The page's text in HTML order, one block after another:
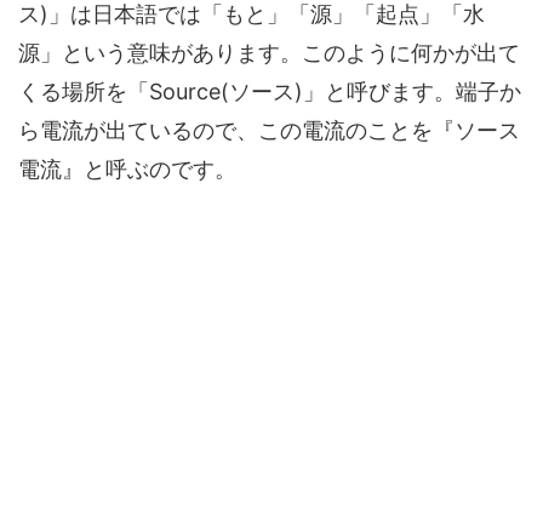
ス)」は日本語では「もと」「源」「起点」「水
源」という意味があります。このように何かが出て
くる場所を「Source(ソース)」と呼びます。端子か
ら電流が出ているので、この電流のことを『ソース
電流』と呼ぶのです。